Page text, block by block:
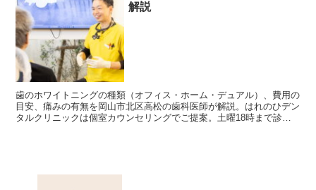
解説
歯のホワイトニングの種類（オフィス・ホーム・デュアル）、費用の
目安、痛みの有無を岡山市北区高松の歯科医師が解説。はれのひデン
タルクリニックは個室カウンセリングでご提案。土曜18時まで診